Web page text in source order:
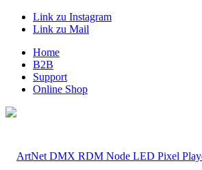
Link zu Instagram
Link zu Mail
Home
B2B
Support
Online Shop